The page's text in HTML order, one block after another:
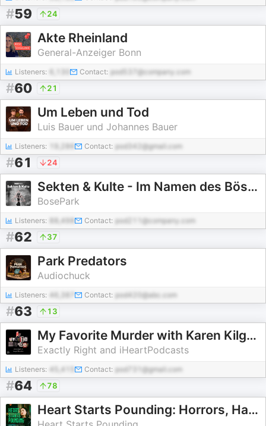
#59 24
Akte Rheinland
General-Anzeiger Bonn
Listeners: Contact: pod537@company.com
#60 21
Um Leben und Tod
Luis Bauer und Johannes Bauer
Listeners: Contact: pod342@gmail.com
#61 24
Sekten & Kulte - Im Namen des Bösen
BosePark
Listeners: 88,498 Contact: pod211@company.com
#62 37
Park Predators
Audiochuck
Listeners: 46,387 Contact: pod420@abc.com
#63 13
My Favorite Murder with Karen Kilgariff and Georgia Hardstark
Exactly Right and iHeartPodcasts
Listeners: 45,415 Contact: pod731@gmail.com
#64 78
Heart Starts Pounding: Horrors, Hauntings and Mysteries